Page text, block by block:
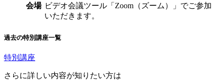
会場 ビデオ会議ツール「Zoom（ズーム）」でご参加
いただきます。
過去の特別講座一覧
特別講座
さらに詳しい内容が知りたい方は